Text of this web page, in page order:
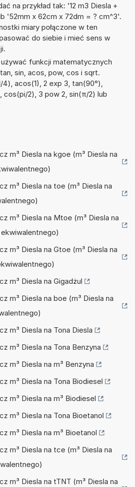
na przykład tak: '12 m3 Diesla +
'52mm x 62cm x 72dm = ? cm^3'.
miary połączone w ten
do siebie i mieć sens w
funkcji matematycznych
sin, acos, pow, cos i sqrt.
4), acos(1), 2 exp 3, tan(90°),
2), 3 pow 2, sin(π/2) lub
m³ Diesla na kgoe (m³ Diesla na
m³ Diesla na toe (m³ Diesla na
m³ Diesla na Mtoe (m³ Diesla na
m³ Diesla na Gtoe (m³ Diesla na
m³ Diesla na Gigadżul
m³ Diesla na boe (m³ Diesla na
m³ Diesla na Tona Diesla
m³ Diesla na Tona Benzyna
m³ Diesla na m³ Benzyna
m³ Diesla na Tona Biodiesel
m³ Diesla na m³ Biodiesel
m³ Diesla na Tona Bioetanol
m³ Diesla na m³ Bioetanol
m³ Diesla na tce (m³ Diesla na
m³ Diesla na tTNT (m³ Diesla na